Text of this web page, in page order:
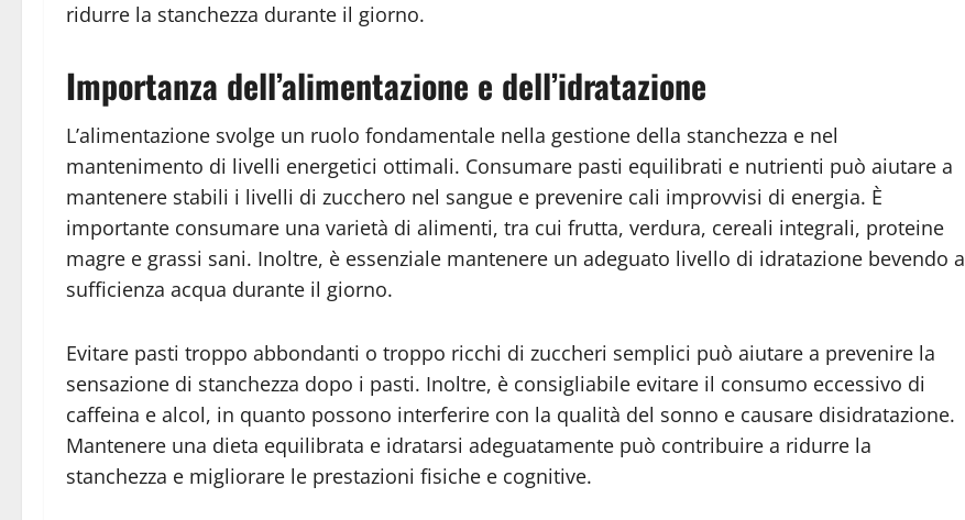
ridurre la stanchezza durante il giorno.
Importanza dell’alimentazione e dell’idratazione
L’alimentazione svolge un ruolo fondamentale nella gestione della stanchezza e nel
mantenimento di livelli energetici ottimali. Consumare pasti equilibrati e nutrienti può aiutare a
mantenere stabili i livelli di zucchero nel sangue e prevenire cali improvvisi di energia. È
importante consumare una varietà di alimenti, tra cui frutta, verdura, cereali integrali, proteine
magre e grassi sani. Inoltre, è essenziale mantenere un adeguato livello di idratazione bevendo a
sufficienza acqua durante il giorno.
Evitare pasti troppo abbondanti o troppo ricchi di zuccheri semplici può aiutare a prevenire la
sensazione di stanchezza dopo i pasti. Inoltre, è consigliabile evitare il consumo eccessivo di
caffeina e alcol, in quanto possono interferire con la qualità del sonno e causare disidratazione.
Mantenere una dieta equilibrata e idratarsi adeguatamente può contribuire a ridurre la
stanchezza e migliorare le prestazioni fisiche e cognitive.